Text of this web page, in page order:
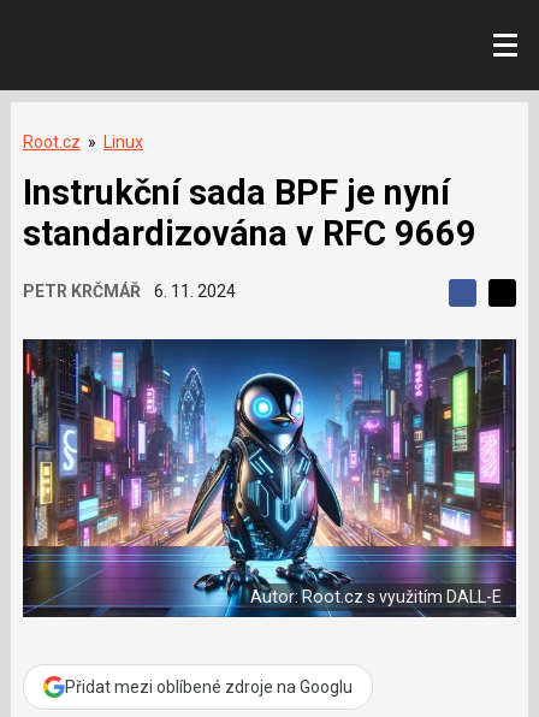
Root.cz » Linux
Instrukční sada BPF je nyní
standardizována v RFC 9669
PETR KRČMÁŘ 6. 11. 2024
S
d
í
l
e
t
S
í
l
e
t
e
n
a
F
a
c
e
b
o
o
k
í
e
j
t
n
a
s
í
t
i
X
Autor: Root.cz s využitím DALL-E
Přidat mezi oblíbené zdroje na Googlu